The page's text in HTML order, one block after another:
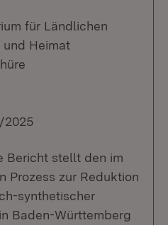
für Ländlichen
Heimat
2025
Bericht stellt den im
Prozess zur Reduktion
synthetischer
Baden-Württemberg